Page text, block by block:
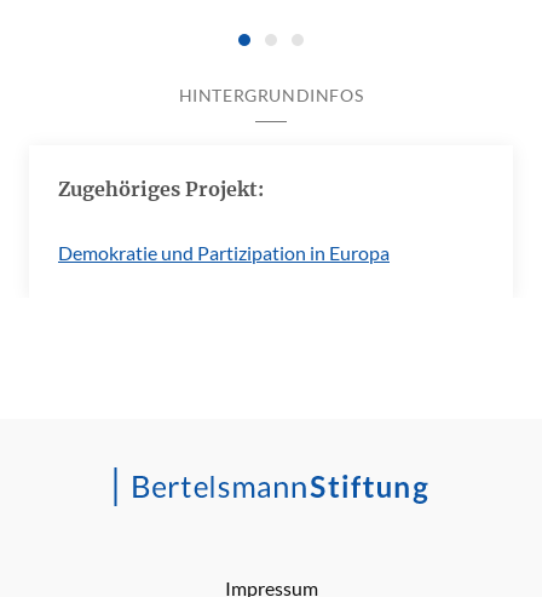
HINTERGRUNDINFOS
Zugehöriges Projekt:
Demokratie und Partizipation in Europa
Impressum